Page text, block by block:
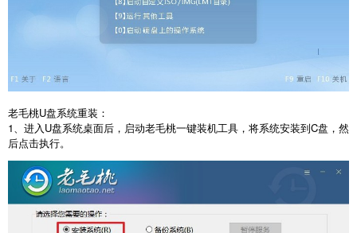
老毛桃U盘系统重装：
1、进入U盘系统桌面后，启动老毛桃一键装机工具，将系统安装到C盘，然
后点击执行。